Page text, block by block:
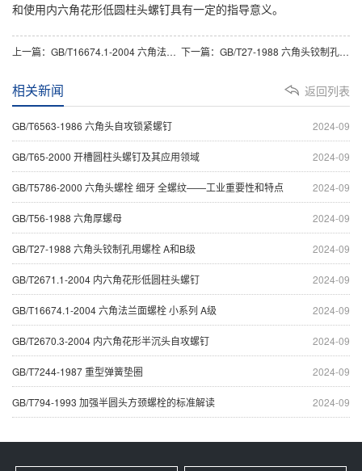
和使用内六角花形低圆柱头螺钉具有一定的指导意义。
上一篇： GB/T16674.1-2004 六角法兰面螺栓 小系列 A级 下一篇： GB/T27-1988 六角头铰制孔用螺栓 A和B级
返回列表
相关新闻
2024-09
GB/T6563-1986 六角头自攻锁紧螺钉
2024-09
GB/T65-2000 开槽圆柱头螺钉及其应用领域
2024-09
GB/T5786-2000 六角头螺栓 细牙 全螺纹——工业重要性和特点
2024-09
GB/T56-1988 六角厚螺母
2024-09
GB/T27-1988 六角头铰制孔用螺栓 A和B级
2024-09
GB/T2671.1-2004 内六角花形低圆柱头螺钉
2024-09
GB/T16674.1-2004 六角法兰面螺栓 小系列 A级
2024-09
GB/T2670.3-2004 内六角花形半沉头自攻螺钉
2024-09
GB/T7244-1987 重型弹簧垫圈
2024-09
GB/T794-1993 加强半圆头方颈螺栓的标准解读